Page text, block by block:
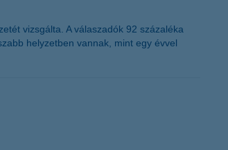
vizsgálta. A válaszadók 92 százaléka
helyzetben vannak, mint egy évvel